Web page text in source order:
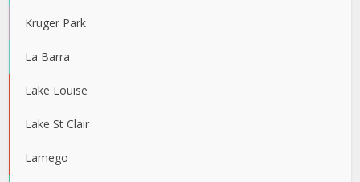
Kruger Park
La Barra
Lake Louise
Lake St Clair
Lamego